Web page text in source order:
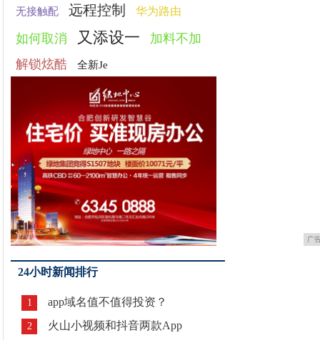
无接触配 远程控制 华为路由
如何取消 又添设一
加料不加
解锁炫酷
全新Je
广
24小时新闻排行
1 app域名值不值得投资？
2 火山小视频和抖音两款App